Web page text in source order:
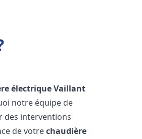
électrique Vaillant
notre équipe de
des interventions
de votrechaudière